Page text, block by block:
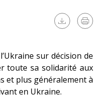
sur décision de
toute sa solidarité aux
et plus généralement à
en Ukraine.